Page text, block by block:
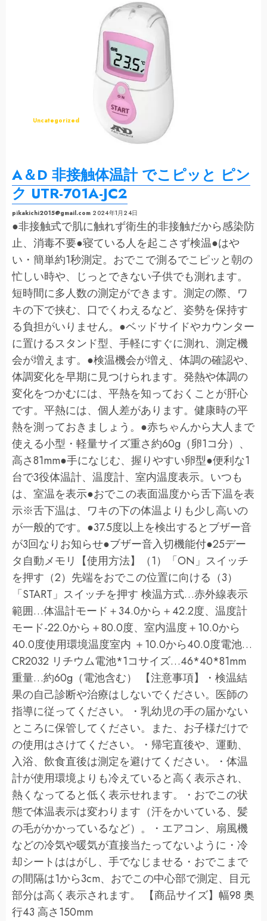
の
く
だ
さ
い
Uncategorized
A＆D 非接触体温計 でこピッと ピン
ク UTR-701A-JC2
pikakichi2015@gmail.com 2024年1月24日
●非接触式で肌に触れず衛生的非接触だから感染防
止、消毒不要●寝ている人を起こさず検温●はや
い・簡単約1秒測定。おでこで測るでこピッと朝の
忙しい時や、じっとできない子供でも測れます。
短時間に多人数の測定ができます。測定の際、ワ
キの下で挟む、口でくわえるなど、姿勢を保持す
る負担がいりません。●ベッドサイドやカウンター
に置けるスタンド型、手軽にすぐに測れ、測定機
会が増えます。●検温機会が増え、体調の確認や、
体調変化を早期に見つけられます。発熱や体調の
変化をつかむには、平熱を知っておくことが肝心
です。平熱には、個人差があります。健康時の平
熱を測っておきましょう。●赤ちゃんから大人まで
使える小型・軽量サイズ重さ約60g（卵1コ分）、
高さ81mm●手になじむ、握りやすい卵型●便利な1
台で3役体温計、温度計、室内温度表示。いつも
は、室温を表示●おでこの表面温度から舌下温を表
示※舌下温は、ワキの下の体温よりも少し高いの
が一般的です。●37.5度以上を検出するとブザー音
が3回なりお知らせ●ブザー音入切機能付●25デー
タ自動メモリ【使用方法】（1）「ON」スイッチ
を押す（2）先端をおでこの位置に向ける（3）
「START」スイッチを押す 検温方式…赤外線表示
範囲…体温計モード＋34.0から＋42.2度、温度計
モード-22.0から＋80.0度、室内温度＋10.0から
40.0度使用環境温度室内 ＋10.0から40.0度電池…
CR2032 リチウム電池*1コサイズ…46*40*81mm
重量…約60g（電池含む） 【注意事項】・検温結
果の自己診断や治療はしないでください。医師の
指導に従ってください。・乳幼児の手の届かない
ところに保管してください。また、お子様だけで
の使用はさけてください。・帰宅直後や、運動、
入浴、飲食直後は測定を避けてください。・体温
計が使用環境よりも冷えていると高く表示され、
熱くなってると低く表示せれます。・おでこの状
態で体温表示は変わります（汗をかいている、髪
の毛がかかっているなど）。・エアコン、扇風機
などの冷気や暖気が直接当たってないように・冷
却シートははがし、手でなじませる・おでこまで
の間隔は1から3cm、おでこの中心部で測定、目元
部分は高く表示されます。 【商品サイズ】幅98 奥
行43 高さ150mm